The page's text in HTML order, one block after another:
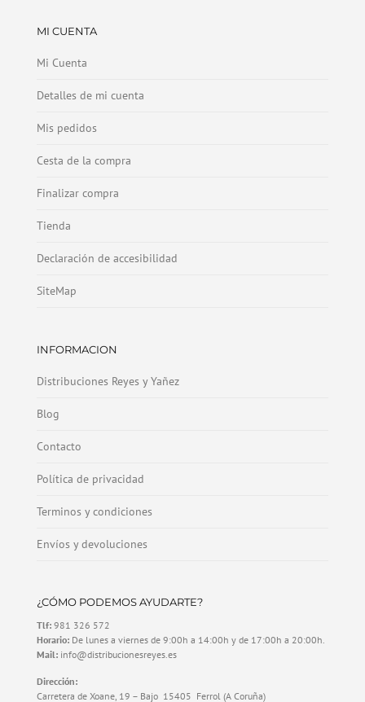
MI CUENTA
Mi Cuenta
Detalles de mi cuenta
Mis pedidos
Cesta de la compra
Finalizar compra
Tienda
Declaración de accesibilidad
SiteMap
INFORMACION
Distribuciones Reyes y Yañez
Blog
Contacto
Política de privacidad
Terminos y condiciones
Envíos y devoluciones
¿CÓMO PODEMOS AYUDARTE?
Tlf:981 326 572
Horario: De lunes a viernes de 9:00h a 14:00h y de 17:00h a 20:00h.
Mail:info@distribucionesreyes.es
Dirección:
Carretera de Xoane, 19 – Bajo 15405 Ferrol (A Coruña)